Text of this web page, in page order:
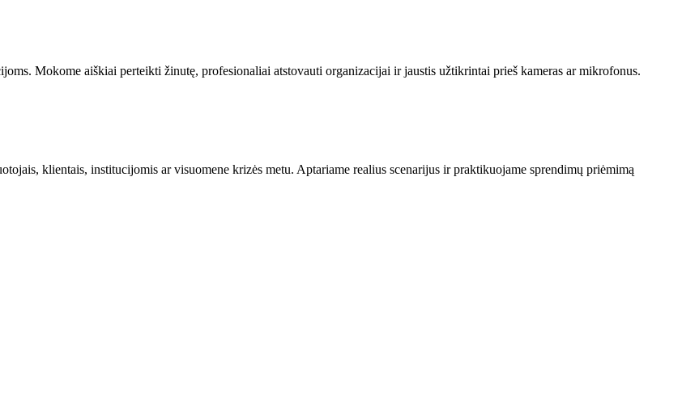
Mokome aiškiai perteikti žinutę, profesionaliai atstovauti organizacijai ir jaustis užtikrintai prieš kameras ar mikrofonus.
klientais, institucijomis ar visuomene krizės metu. Aptariame realius scenarijus ir praktikuojame sprendimų priėmimą